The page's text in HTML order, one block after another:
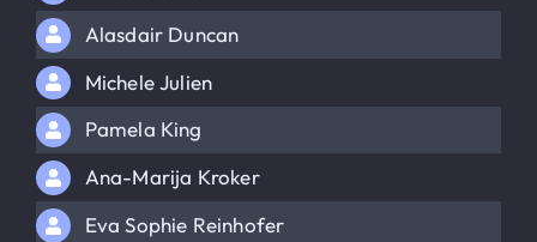
Alasdair Duncan
Michele Julien
Pamela King
Ana-Marija Kroker
Eva Sophie Reinhofer